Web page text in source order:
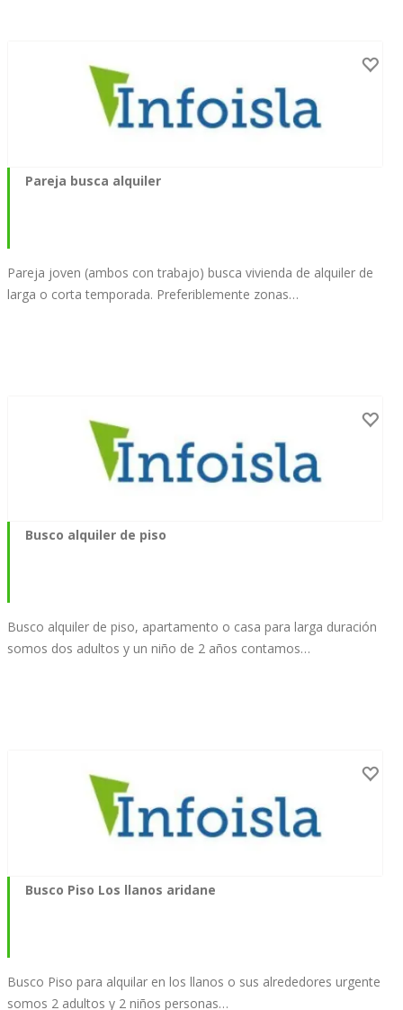
Pareja busca alquiler
Pareja joven (ambos con trabajo) busca vivienda de alquiler de
larga o corta temporada. Preferiblemente zonas…
Busco alquiler de piso
Busco alquiler de piso, apartamento o casa para larga duración
somos dos adultos y un niño de 2 años contamos…
Busco Piso Los llanos aridane
Busco Piso para alquilar en los llanos o sus alrededores urgente
somos 2 adultos y 2 niños personas…